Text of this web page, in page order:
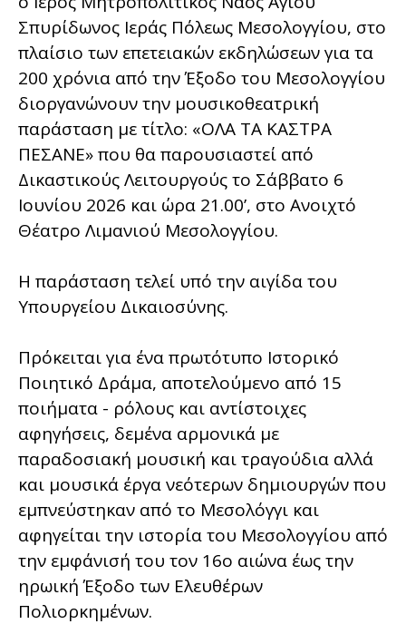
Σπυρίδωνος Ιεράς Πόλεως Μεσολογγίου, στο
πλαίσιο των επετειακών εκδηλώσεων για τα
200 χρόνια από την Έξοδο του Μεσολογγίου
διοργανώνουν την μουσικοθεατρική
παράσταση με τίτλο: «ΟΛΑ ΤΑ ΚΑΣΤΡΑ
ΠΕΣΑΝΕ» που θα παρουσιαστεί από
Δικαστικούς Λειτουργούς το Σάββατο 6
Ιουνίου 2026 και ώρα 21.00’, στο Ανοιχτό
Θέατρο Λιμανιού Μεσολογγίου.
Η παράσταση τελεί υπό την αιγίδα του
Υπουργείου Δικαιοσύνης.
Πρόκειται για ένα πρωτότυπο Ιστορικό
Ποιητικό Δράμα, αποτελούμενο από 15
ποιήματα - ρόλους και αντίστοιχες
αφηγήσεις, δεμένα αρμονικά με
παραδοσιακή μουσική και τραγούδια αλλά
και μουσικά έργα νεότερων δημιουργών που
εμπνεύστηκαν από το Μεσολόγγι και
αφηγείται την ιστορία του Μεσολογγίου από
την εμφάνισή του τον 16ο αιώνα έως την
ηρωική Έξοδο των Ελευθέρων
Πολιορκημένων.